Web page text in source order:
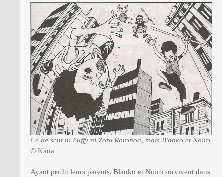
Ce ne sont ni Luffy ni Zoro Roronoa, mais Blanko et Noiro
© Kana
Ayant perdu leurs parents, Blanko et Noiro survivent dans